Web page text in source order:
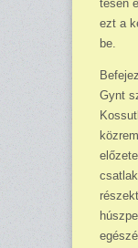
tesen
ezt a
be.
Gynt